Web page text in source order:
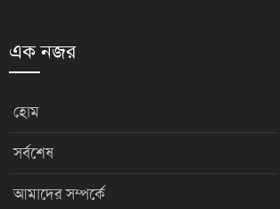
এক নজর
হোম
সর্বশেষ
আমাদের সম্পর্কে